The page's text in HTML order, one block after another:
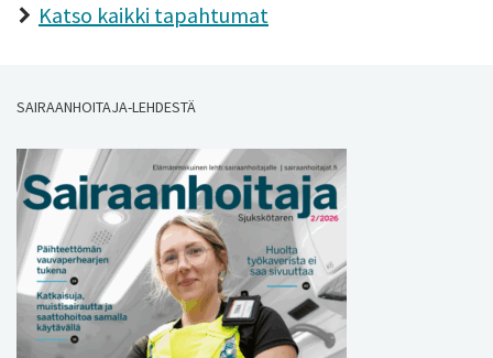
Katso kaikki tapahtumat
SAIRAANHOITAJA-LEHDESTÄ